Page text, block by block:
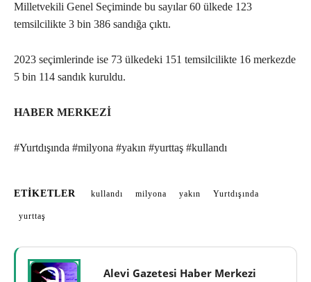
Milletvekili Genel Seçiminde bu sayılar 60 ülkede 123
temsilcilikte 3 bin 386 sandığa çıktı.
2023 seçimlerinde ise 73 ülkedeki 151 temsilcilikte 16 merkezde
5 bin 114 sandık kuruldu.
HABER MERKEZİ
#Yurtdışında #milyona #yakın #yurttaş #kullandı
ETIKETLER kullandı milyona yakın Yurtdışında
yurttaş
Alevi Gazetesi Haber Merkezi